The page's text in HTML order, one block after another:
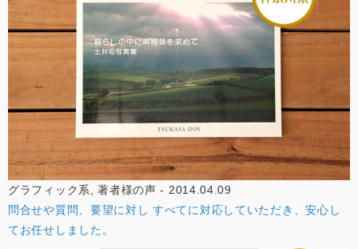
グラフィック系, 著者様の声 - 2014.04.09
問合せや質問、要望に対し すべてに対応していただき、安心し
てお任せしました。